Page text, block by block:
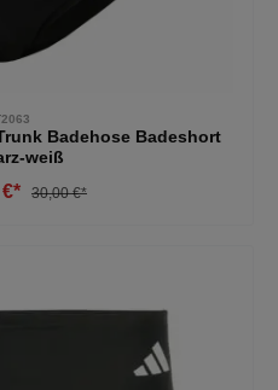
Badehose Badeshort
weiß
30,00 €*